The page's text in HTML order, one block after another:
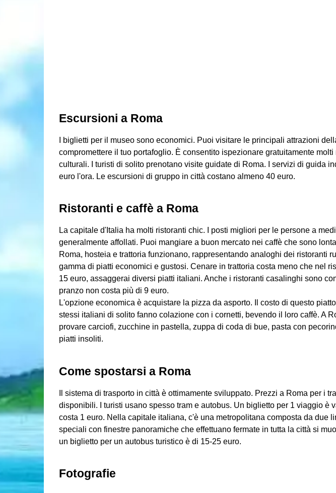
Escursioni a Roma
I biglietti per il museo sono economici. Puoi visitare le principali attrazioni
compromettere il tuo portafoglio. È consentito ispezionare gratuitamente
culturali. I turisti di solito prenotano visite guidate di Roma. I servizi di guida
euro l'ora. Le escursioni di gruppo in città costano almeno 40 euro.
Ristoranti e caffè a Roma
La capitale d'Italia ha molti ristoranti chic. I posti migliori per le persone a
generalmente affollati. Puoi mangiare a buon mercato nei caffè che sono
Roma, hosteia e trattoria funzionano, rappresentando analoghi dei ristoranti
gamma di piatti economici e gustosi. Cenare in trattoria costa meno che nel
15 euro, assaggerai diversi piatti italiani. Anche i ristoranti casalinghi sono
pranzo non costa più di 9 euro.
L'opzione economica è acquistare la pizza da asporto. Il costo di questo
stessi italiani di solito fanno colazione con i cornetti, bevendo il loro caffè. A
provare carciofi, zucchine in pastella, zuppa di coda di bue, pasta con
piatti insoliti.
Come spostarsi a Roma
Il sistema di trasporto in città è ottimamente sviluppato. Prezzi a Roma per i
disponibili. I turisti usano spesso tram e autobus. Un biglietto per 1 viaggio è
costa 1 euro. Nella capitale italiana, c'è una metropolitana composta da due
speciali con finestre panoramiche che effettuano fermate in tutta la città si
un biglietto per un autobus turistico è di 15-25 euro.
Fotografie